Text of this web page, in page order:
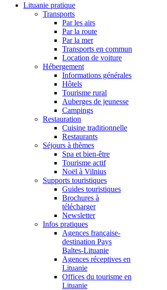
Lituanie pratique
Transports
Par les airs
Par la route
Par la mer
Transports en commun
Location de voiture
Hébergement
Informations générales
Hôtels
Tourisme rural
Auberges de jeunesse
Campings
Restauration
Cuisine traditionnelle
Restaurants
Séjours à thèmes
Spa et bien-être
Tourisme actif
Noël à Vilnius
Supports touristiques
Guides touristiques
Brochures à
télécharger
Newsletter
Infos pratiques
Agences française-
destination Pays
Baltes-Lituanie
Agences réceptives en
Lituanie
Offices du tourisme en
Lituanie